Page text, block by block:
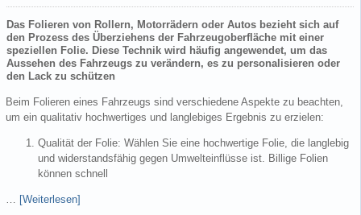
Das Folieren von Rollern, Motorrädern oder Autos bezieht sich auf
den Prozess des Überziehens der Fahrzeugoberfläche mit einer
speziellen Folie. Diese Technik wird häufig angewendet, um das
Aussehen des Fahrzeugs zu verändern, es zu personalisieren oder
den Lack zu schützen
Beim Folieren eines Fahrzeugs sind verschiedene Aspekte zu beachten,
um ein qualitativ hochwertiges und langlebiges Ergebnis zu erzielen:
Qualität der Folie: Wählen Sie eine hochwertige Folie, die langlebig
und widerstandsfähig gegen Umwelteinflüsse ist. Billige Folien
können schnell
… [Weiterlesen]